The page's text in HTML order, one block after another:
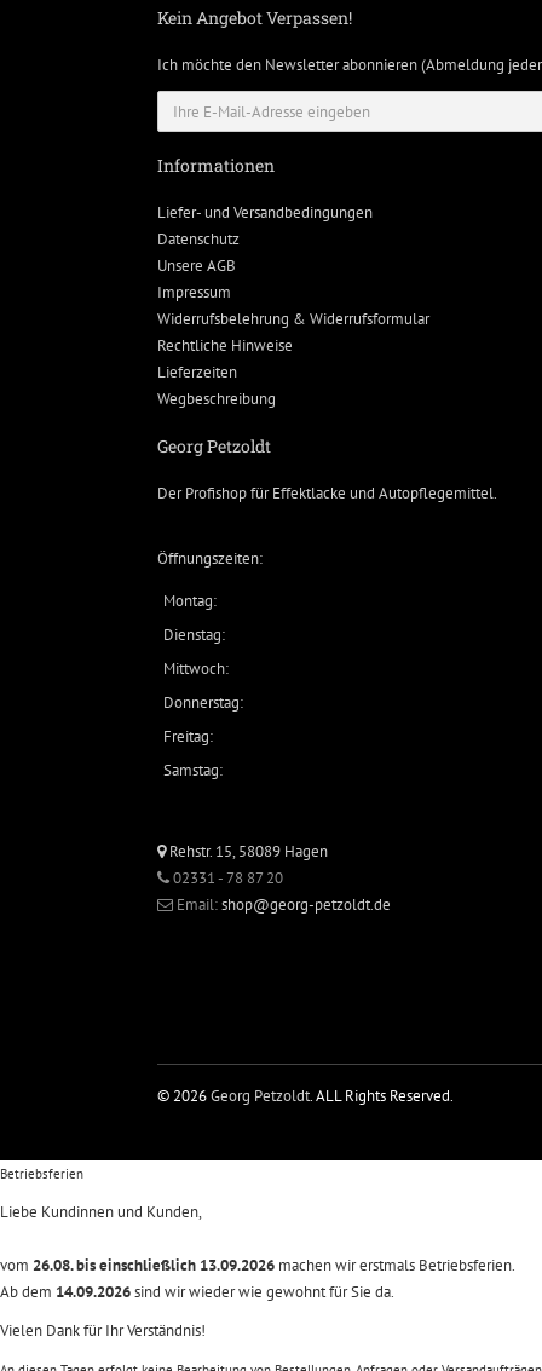
Kein Angebot Verpassen!
Ich möchte den Newsletter abonnieren (Abmeldung
Informationen
Liefer- und Versandbedingungen
Datenschutz
Unsere AGB
Impressum
Widerrufsbelehrung & Widerrufsformular
Rechtliche Hinweise
Lieferzeiten
Wegbeschreibung
Georg Petzoldt
Der Profishop fürEffektlacke und Autopflegemittel.
Öffnungszeiten:
Montag:
Dienstag:
Mittwoch:
Donnerstag:
Freitag:
Samstag:
Rehstr. 15, 58089 Hagen
02331 - 78 87 20
Email:shop@georg-petzoldt.de
© 2026Georg Petzoldt. ALL Rights Reserved.
Betriebsferien
Liebe Kundinnen und Kunden,
vom 26.08. bis einschließlich 13.09.2026 machen wir erstmals Betriebsferien.
Ab dem 14.09.2026sind wir wieder wie gewohnt für Sie da.
Vielen Dank für Ihr Verständnis!